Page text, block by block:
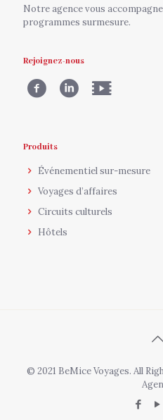
Notre agence vous
programmes surmesure.
Rejoignez-nous
Produits
Événementiel sur-mesure
Voyages d’affaires
Circuits culturels
Hôtels
© 2021 BeMice Voyages. All